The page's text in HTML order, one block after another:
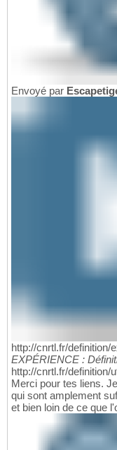
Envoyé par
http://cnrtl.fr/definition/
EXPÉRIENCE :
http://cnrtl.fr/definition/
Merci pour tes liens.
qui sont amplement
et bien loin de ce que